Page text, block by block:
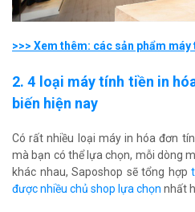
>>> Xem thêm: các sản phẩm
2. 4 loại máy tính tiền in
biến hiện nay
Có rất nhiều loại máy in hóa đơn
mà bạn có thể lựa chọn, mỗi dòng
khác nhau, Saposhop sẽ tổng hợp
được nhiều chủ shop lựa chọn nhất